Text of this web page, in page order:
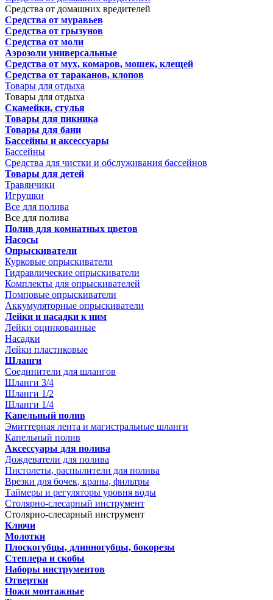
Средства от домашних вредителей
Средства от муравьев
Средства от грызунов
Средства от моли
Аэрозоли универсальные
Средства от мух, комаров, мошек, клещей
Средства от тараканов, клопов
Товары для отдыха
Товары для отдыха
Скамейки, стулья
Товары для пикника
Товары для бани
Бассейны и аксессуары
Бассейны
Средства для чистки и обслуживания бассейнов
Товары для детей
Травянчики
Игрушки
Все для полива
Все для полива
Полив для комнатных цветов
Насосы
Опрыскиватели
Курковые опрыскиватели
Гидравлические опрыскиватели
Комплекты для опрыскивателей
Помповые опрыскиватели
Аккумуляторные опрыскиватели
Лейки и насадки к ним
Лейки оцинкованные
Насадки
Лейки пластиковые
Шланги
Соединители для шлангов
Шланги 3/4
Шланги 1/2
Шланги 1/4
Капельный полив
Эмиттерная лента и магистральные шланги
Капельный полив
Аксессуары для полива
Дождеватели для полива
Пистолеты, распылители для полива
Врезки для бочек, краны, фильтры
Таймеры и регуляторы уровня воды
Столярно-слесарный инструмент
Столярно-слесарный инструмент
Ключи
Молотки
Плоскогубцы, длинногубцы, бокорезы
Степлера и скобы
Наборы инструментов
Отвертки
Ножи монтажные